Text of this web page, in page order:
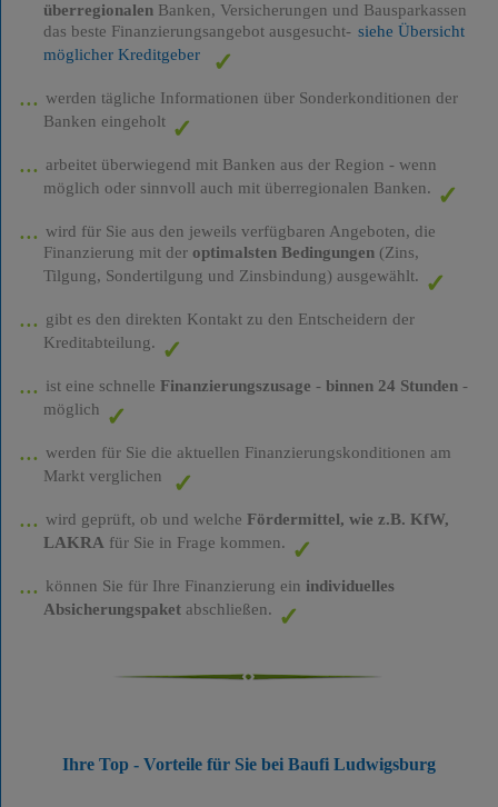
überregionalenBanken, Versicherungen und Bausparkassen
das beste Finanzierungsangebot ausgesucht- siehe Übersicht
möglicher Kreditgeber
werden tägliche Informationen über Sonderkonditionen der
Banken eingeholt
arbeitet überwiegend mit Banken aus der Region - wenn
möglich oder sinnvoll auch mit überregionalen Banken.
wird für Sie aus den jeweils verfügbaren Angeboten, die
Finanzierung mit der optimalsten Bedingungen(Zins,
Tilgung, Sondertilgung und Zinsbindung) ausgewählt.
gibt es den direkten Kontakt zu den Entscheidern der
Kreditabteilung.
ist eine schnelle Finanzierungszusage - binnen 24 Stunden-
möglich
werden für Sie die aktuellen Finanzierungskonditionen am
Markt verglichen
wird geprüft, ob und welche Fördermittel, wie z.B. KfW,
LAKRA für Sie in Frage kommen.
können Sie für Ihre Finanzierung ein individuelles
Absicherungspaketabschließen.
Ihre Top - Vorteile für Sie bei Baufi Ludwigsburg